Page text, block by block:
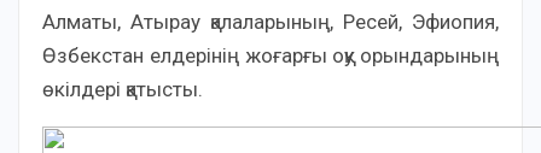
Алматы, Атырау қалаларының, Ресей, Эфиопия,
Өзбекстан елдерінің жоғарғы оқу орындарының
өкілдері қатысты.